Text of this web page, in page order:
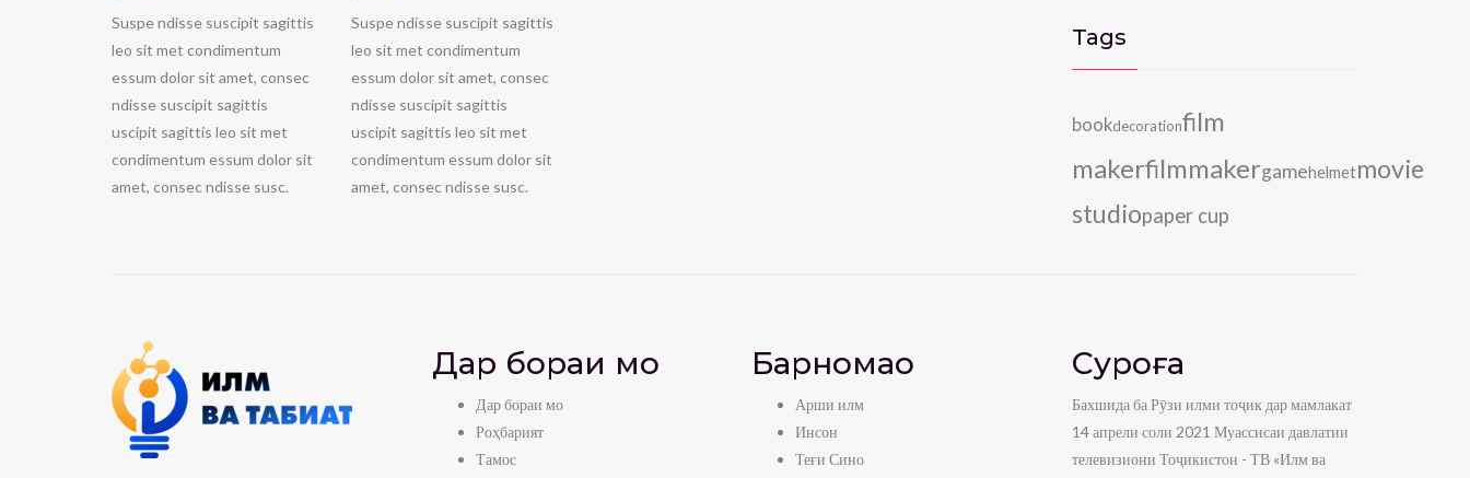
Suspe ndisse suscipit sagittis
leo sit met condimentum
essum dolor sit amet, consec
ndisse suscipit sagittis
uscipit sagittis leo sit met
condimentum essum dolor sit
amet, consec ndisse susc.
Suspe ndisse suscipit sagittis
leo sit met condimentum
essum dolor sit amet, consec
ndisse suscipit sagittis
uscipit sagittis leo sit met
condimentum essum dolor sit
amet, consec ndisse susc.
Tags
bookdecorationfilm
makerfilmmakergamehelmetmovie
studiopaper cup
Дар бораи мо
Дар бораи мо
Роҳбарият
Тамос
Барномаҳо
Арши илм
Инсон
Теғи Сино
Суроға
Бахшида ба Рӯзи илми тоҷик дар мамлакат
14 апрели соли 2021 Муассисаи давлатии
телевизиони Тоҷикистон - ТВ «Илм ва